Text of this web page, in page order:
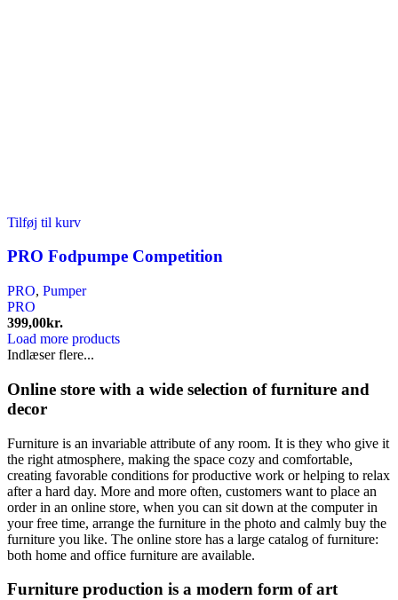
Tilføj til kurv
PRO Fodpumpe Competition
PRO, Pumper
PRO
399,00kr.
Load more products
Indlæser flere...
Online store with a wide selection of furniture and
decor
Furniture is an invariable attribute of any room. It is they who give it
the right atmosphere, making the space cozy and comfortable,
creating favorable conditions for productive work or helping to relax
after a hard day. More and more often, customers want to place an
order in an online store, when you can sit down at the computer in
your free time, arrange the furniture in the photo and calmly buy the
furniture you like. The online store has a large catalog of furniture:
both home and office furniture are available.
Furniture production is a modern form of art